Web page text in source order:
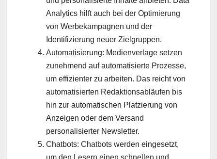
Analytics hilft auch bei der Optimierung
von Werbekampagnen und der
Identifizierung neuer Zielgruppen.
Automatisierung: Medienverlage setzen
zunehmend auf automatisierte Prozesse,
um effizienter zu arbeiten. Das reicht von
automatisierten Redaktionsabläufen bis
hin zur automatischen Platzierung von
Anzeigen oder dem Versand
personalisierter Newsletter.
Chatbots: Chatbots werden eingesetzt,
um den Lesern einen schnellen und